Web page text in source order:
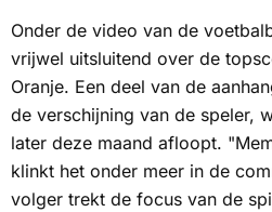
Onder de video van de
vrijwel uitsluitend over de
Oranje. Een deel van de
de verschijning van de speler,
later deze maand afloopt.
klinkt het onder meer in de
volger trekt de focus van de